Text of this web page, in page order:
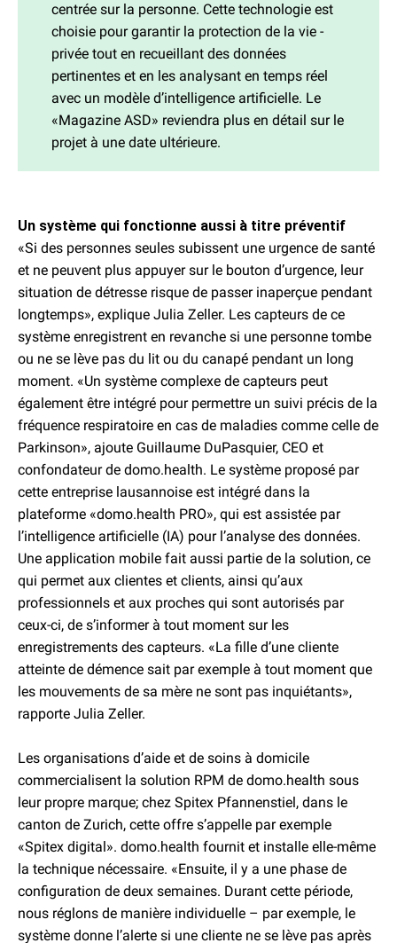
­centrée sur la personne. Cette technologie est
choisie pour garantir la protection de la vie ­
privée tout en recueillant des données
pertinentes et en les analysant en temps réel
avec un modèle d’intelligence artificielle. Le
«Magazine ASD» reviendra plus en détail sur le
projet à une date ultérieure.
Un système qui fonctionne aussi à titre préventif
«Si des personnes seules subissent une urgence de santé
et ne peuvent plus appuyer sur le bouton d’urgence, leur
situation de détresse risque de passer inaperçue pendant
longtemps», explique Julia Zeller. Les capteurs de ce
système enregistrent en revanche si une personne tombe
ou ne se lève pas du lit ou du canapé pendant un long
moment. «Un système complexe de capteurs peut
également être intégré pour permettre un suivi précis de la
fréquence respiratoire en cas de maladies comme celle de
Parkinson», ajoute Guillaume DuPasquier, CEO et
confondateur de domo.health. Le système proposé par
cette entreprise lausannoise est intégré dans la
plateforme «domo.health PRO», qui est assistée par
l’intelligence artificielle (IA) pour l’analyse des données.
Une application mobile fait aussi partie de la solution, ce
qui permet aux clientes et clients, ainsi qu’aux
professionnels et aux proches qui sont autorisés par
ceux-ci, de s’informer à tout moment sur les
enregistrements des capteurs. «La fille d’une cliente
atteinte de démence sait par exemple à tout moment que
les mouvements de sa mère ne sont pas inquiétants»,
rapporte Julia Zeller.
Les organisations d’aide et de soins à domicile
commercialisent la solution RPM de domo.health sous
leur propre marque; chez Spitex Pfannenstiel, dans le
canton de Zurich, cette offre s’appelle par exemple
«Spitex digital». domo.health fournit et installe elle-même
la technique nécessaire. «Ensuite, il y a une phase de
configuration de deux semaines. Durant cette période,
nous réglons de manière individuelle – par exemple, le
système donne l’alerte si une cliente ne se lève pas après